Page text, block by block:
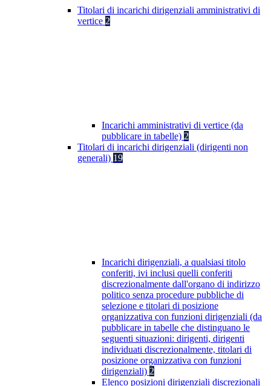
Titolari di incarichi dirigenziali amministrativi di
vertice 2
Incarichi amministrativi di vertice (da
pubblicare in tabelle) 2
Titolari di incarichi dirigenziali (dirigenti non
generali) 19
Incarichi dirigenziali, a qualsiasi titolo
conferiti, ivi inclusi quelli conferiti
discrezionalmente dall'organo di indirizzo
politico senza procedure pubbliche di
selezione e titolari di posizione
organizzativa con funzioni dirigenziali (da
pubblicare in tabelle che distinguano le
seguenti situazioni: dirigenti, dirigenti
individuati discrezionalmente, titolari di
posizione organizzativa con funzioni
dirigenziali) 2
Elenco posizioni dirigenziali discrezionali